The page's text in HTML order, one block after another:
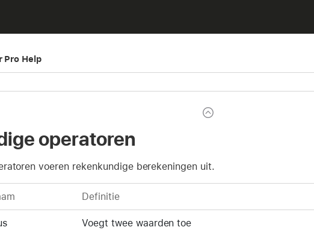
Pro Help
operatoren
voeren rekenkundige berekeningen uit.
Definitie
Voegt twee waarden toe